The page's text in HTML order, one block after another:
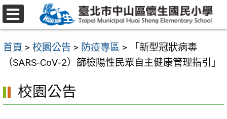
跳
至
要
區
首頁 > 校園公告 > 防疫專區 >
「新型冠狀病毒
（SARS-CoV-2）篩檢陽性民眾自主健康管理指引」
校園公告
選
單